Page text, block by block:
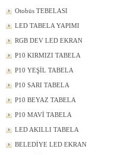
Otobüs TEBELASI
LED TABELA YAPIMI
RGB DEV LED EKRAN
P10 KIRMIZI TABELA
P10 YEŞİL TABELA
P10 SARI TABELA
P10 BEYAZ TABELA
P10 MAVİ TABELA
LED AKILLI TABELA
BELEDİYE LED EKRAN